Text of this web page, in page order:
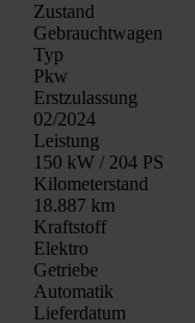
Zustand
Gebraucht­wa­gen
Typ
Pkw
Erst­zu­las­sung
02/2024
Leis­tung
150 kW / 204 PS
Kilo­me­ter­stand
18.887 km
Kraft­stoff
Elek­tro
Getrie­be
Auto­ma­tik
Lie­fer­da­tum